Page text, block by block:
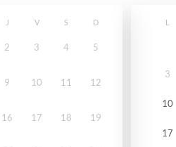
J V S D
2 3 4 5
9 10 11 12
16 17 18 19
L
3
10
17